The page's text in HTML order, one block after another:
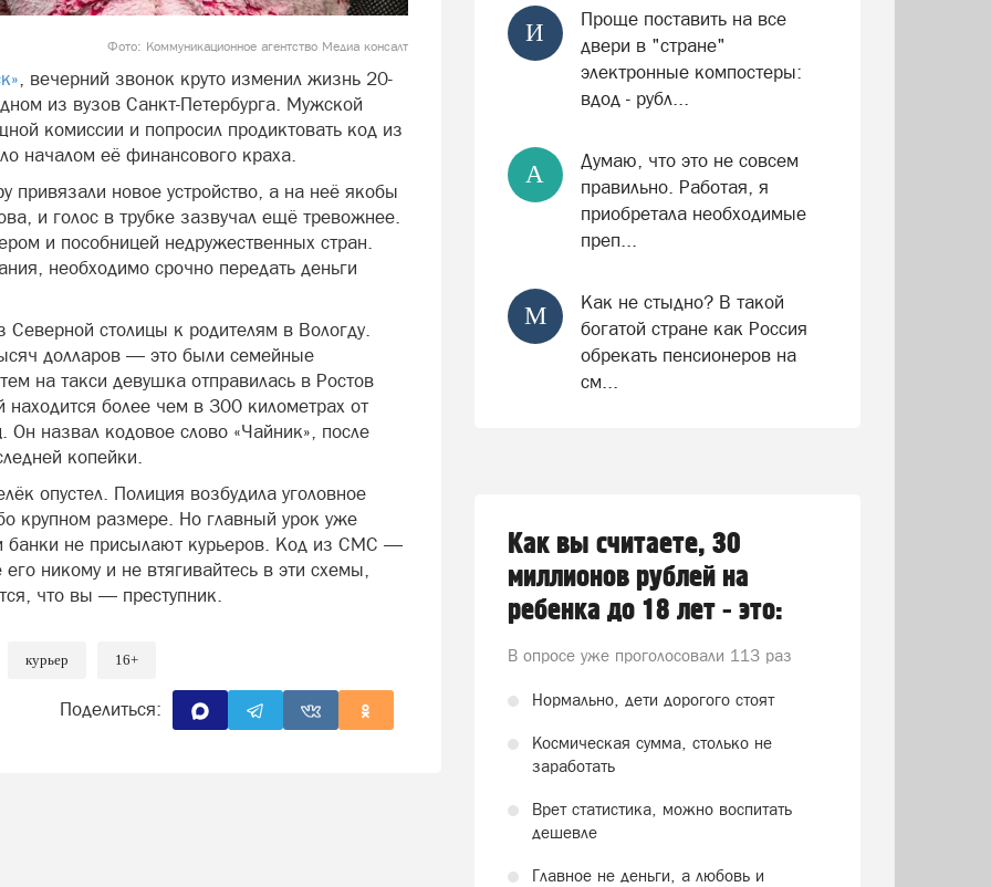
Фото: Коммуникационное агентство Медиа консалт
, вечерний звонок круто изменил жизнь 20-
из вузов Санкт-Петербурга. Мужской
комиссии и попросил продиктовать код из
началом её финансового краха.
новое устройство, а на неё якобы
и голос в трубке зазвучал ещё тревожнее.
и пособницей недружественных стран.
необходимо срочно передать деньги
Северной столицы к родителям в Вологду.
долларов — это были семейные
на такси девушка отправилась в Ростов
более чем в 300 километрах от
назвал кодовое слово «Чайник», после
копейки.
опустел. Полиция возбудила уголовное
крупном размере. Но главный урок уже
банки не присылают курьеров. Код из СМС —
никому и не втягивайтесь в эти схемы,
что вы — преступник.
курьер 16+
Поделиться:
И
Проще поставить на все
двери в "стране"
электронные компостеры:
вдод - рубл...
А
Думаю, что это не совсем
правильно. Работая, я
приобретала необходимые
преп...
М
Как не стыдно? В такой
богатой стране как Россия
обрекать пенсионеров на
см...
Как вы считаете, 30
миллионов рублей на
ребенка до 18 лет - это:
В опросе уже проголосовали 113 раз
Нормально, дети дорогого стоят
Космическая сумма, столько не
заработать
Врет статистика, можно воспитать
дешевле
Главное не деньги, а любовь и